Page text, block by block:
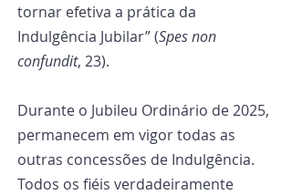
tornar efetiva a prática da
Indulgência Jubilar” (Spes non
confundit, 23).
Durante o Jubileu Ordinário de 2025,
permanecem em vigor todas as
outras concessões de Indulgência.
Todos os fiéis verdadeiramente